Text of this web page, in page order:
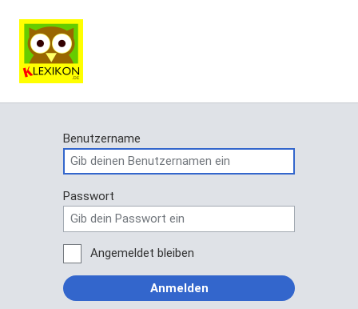
Benutzername
Passwort
Angemeldet bleiben
Anmelden